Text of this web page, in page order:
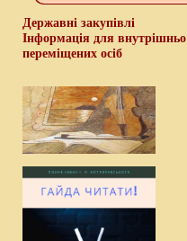
Державні закупівлі
Інформація для внутрішньо
переміщених осіб